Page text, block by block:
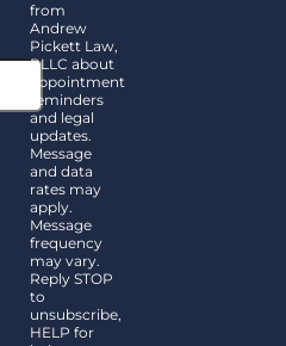
from
Andrew
Pickett Law,
PLLC about
appointment
reminders
and legal
updates.
Message
and data
rates may
apply.
Message
frequency
may vary.
Reply STOP